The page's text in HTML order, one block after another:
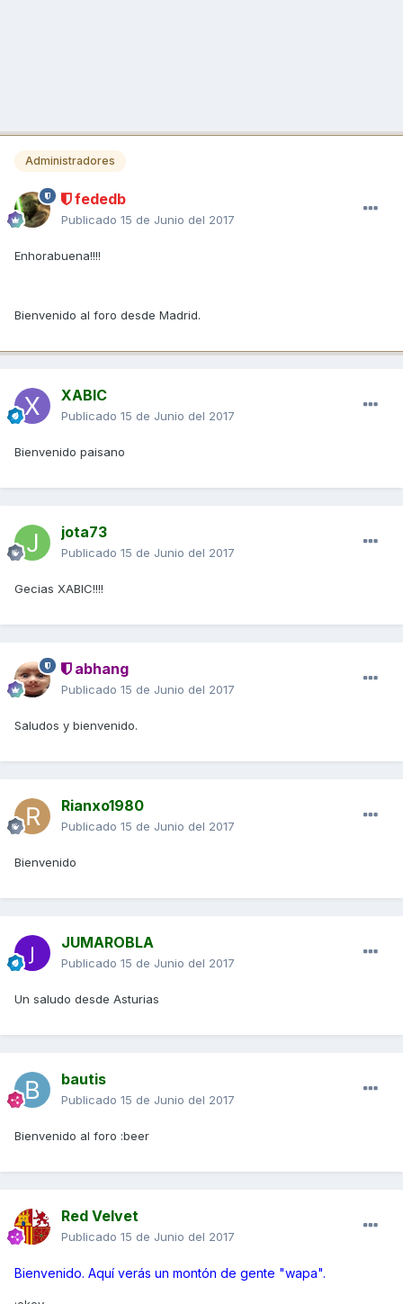
Administradores
fededb
Publicado 15 de Junio del 2017
Enhorabuena!!!!
Bienvenido al foro desde Madrid.
XABIC
Publicado 15 de Junio del 2017
Bienvenido paisano
jota73
Publicado 15 de Junio del 2017
Gecias XABIC!!!!
abhang
Publicado 15 de Junio del 2017
Saludos y bienvenido.
Rianxo1980
Publicado 15 de Junio del 2017
Bienvenido
JUMAROBLA
Publicado 15 de Junio del 2017
Un saludo desde Asturias
bautis
Publicado 15 de Junio del 2017
Bienvenido al foro :beer
Red Velvet
Publicado 15 de Junio del 2017
Bienvenido. Aquí verás un montón de gente "wapa".